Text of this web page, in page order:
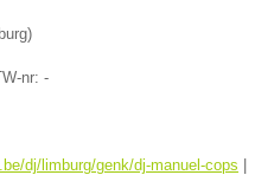
)
nr: -
dj/limburg/genk/dj-manuel-cops